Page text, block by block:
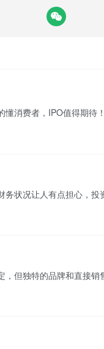
消费者，IPO值得期待！
状况让人有点担心，投
但独特的品牌和直接销